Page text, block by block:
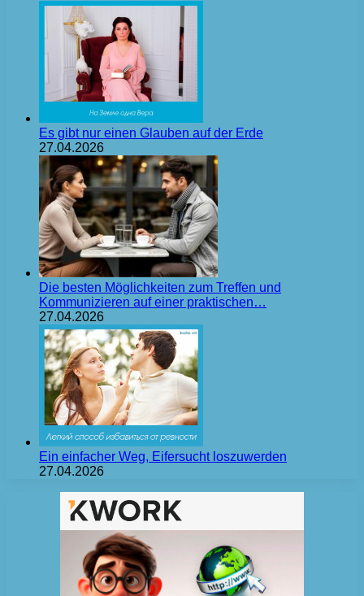
Es gibt nur einen Glauben auf der Erde
27.04.2026
Die besten Möglichkeiten zum Treffen und
Kommunizieren auf einer praktischen…
27.04.2026
Ein einfacher Weg, Eifersucht loszuwerden
27.04.2026